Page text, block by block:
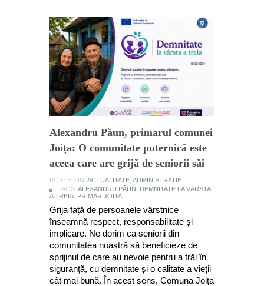
Alexandru Păun, primarul comunei
Joița: O comunitate puternică este
aceea care are grijă de seniorii săi
POSTED IN: ACTUALITATE ADMINISTRATIE
TAGS: ALEXANDRU PĂUN
DEMNITATE LA VÂRSTA
A TREIA PRIMAR JOITA
Grija față de persoanele vârstnice
înseamnă respect, responsabilitate și
implicare. Ne dorim ca seniorii din
comunitatea noastră să beneficieze de
sprijinul de care au nevoie pentru a trăi în
siguranță, cu demnitate și o calitate a vieții
cât mai bună. În acest sens, Comuna Joița